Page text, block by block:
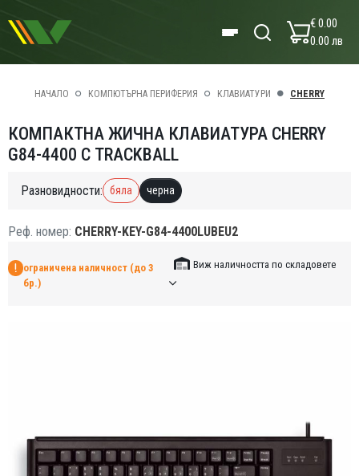
€ 0.00
0.00 лв
НАЧАЛО КОМПЮТЪРНА ПЕРИФЕРИЯ КЛАВИАТУРИ CHERRY
КОМПАКТНА ЖИЧНА КЛАВИАТУРА CHERRY
G84-4400 С TRACKBALL
Разновидности: бяла черна
Реф. номер: CHERRY-KEY-G84-4400LUBEU2
ограничена наличност (до 3
бр.)
Виж наличността по складовете